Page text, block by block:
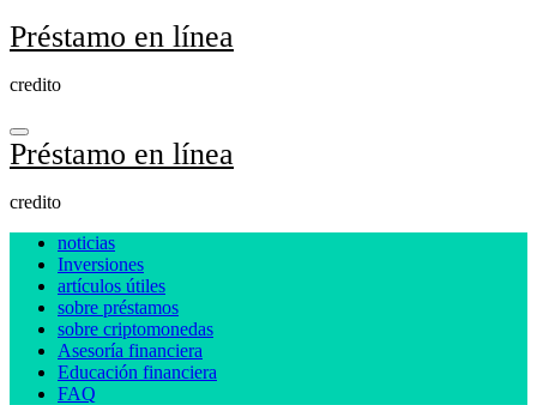
Ir
al
Préstamo en línea
credito
Préstamo en línea
credito
noticias
Inversiones
artículos útiles
sobre préstamos
sobre criptomonedas
Asesoría financiera
Educación financiera
FAQ